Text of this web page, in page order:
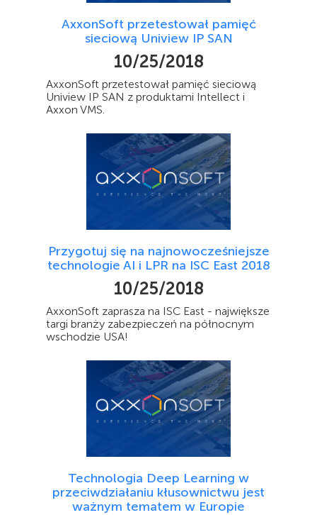
AxxonSoft przetestował pamięć
sieciową Uniview IP SAN
10/25/2018
AxxonSoft przetestował pamięć sieciową
Uniview IP SAN z produktami Intellect i
Axxon VMS.
Przygotuj się na najnowocześniejsze
technologie AI i LPR na ISC East 2018
10/25/2018
AxxonSoft zaprasza na ISC East - największe
targi branży zabezpieczeń na północnym
wschodzie USA!
Technologia Deep Learning w
przeciwdziałaniu kłusownictwu jest
ważnym tematem w Europie